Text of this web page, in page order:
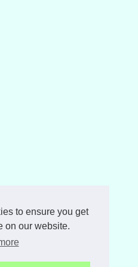
to ensure you get
on our website.